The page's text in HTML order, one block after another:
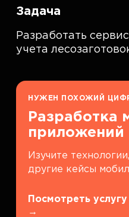
Задача
Разработать
учета
НУЖЕН ПОХОЖИЙ
Разработка
приложений
Изучите
другие кейсы
Посмотреть
→